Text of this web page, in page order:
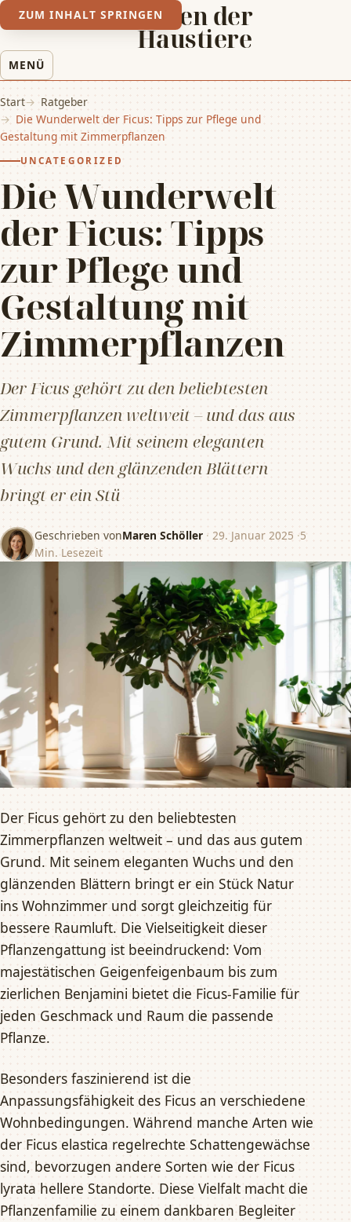
ZUM INHALT SPRINGEN
Leben der
Haustiere
MENÜ
Start
Ratgeber
Die Wunderwelt der Ficus: Tipps zur Pflege und
Gestaltung mit Zimmerpflanzen
UNCATEGORIZED
Die Wunderwelt
der Ficus: Tipps
zur Pflege und
Gestaltung mit
Zimmerpflanzen
Der Ficus gehört zu den beliebtesten
Zimmerpflanzen weltweit – und das aus
gutem Grund. Mit seinem eleganten
Wuchs und den glänzenden Blättern
bringt er ein Stü
Geschrieben vonMaren Schöller · 29. Januar 2025 ·5
Min. Lesezeit
Der Ficus gehört zu den beliebtesten
Zimmerpflanzen weltweit – und das aus gutem
Grund. Mit seinem eleganten Wuchs und den
glänzenden Blättern bringt er ein Stück Natur
ins Wohnzimmer und sorgt gleichzeitig für
bessere Raumluft. Die Vielseitigkeit dieser
Pflanzengattung ist beeindruckend: Vom
majestätischen Geigenfeigenbaum bis zum
zierlichen Benjamini bietet die Ficus-Familie für
jeden Geschmack und Raum die passende
Pflanze.
Besonders faszinierend ist die
Anpassungsfähigkeit des Ficus an verschiedene
Wohnbedingungen. Während manche Arten wie
der Ficus elastica regelrechte Schattengewächse
sind, bevorzugen andere Sorten wie der Ficus
lyrata hellere Standorte. Diese Vielfalt macht die
Pflanzenfamilie zu einem dankbaren Begleiter